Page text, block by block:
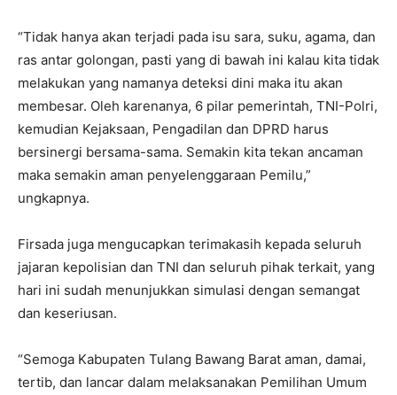
“Tidak hanya akan terjadi pada isu sara, suku, agama, dan
ras antar golongan, pasti yang di bawah ini kalau kita tidak
melakukan yang namanya deteksi dini maka itu akan
membesar. Oleh karenanya, 6 pilar pemerintah, TNI-Polri,
kemudian Kejaksaan, Pengadilan dan DPRD harus
bersinergi bersama-sama. Semakin kita tekan ancaman
maka semakin aman penyelenggaraan Pemilu,”
ungkapnya.
Firsada juga mengucapkan terimakasih kepada seluruh
jajaran kepolisian dan TNI dan seluruh pihak terkait, yang
hari ini sudah menunjukkan simulasi dengan semangat
dan keseriusan.
“Semoga Kabupaten Tulang Bawang Barat aman, damai,
tertib, dan lancar dalam melaksanakan Pemilihan Umum